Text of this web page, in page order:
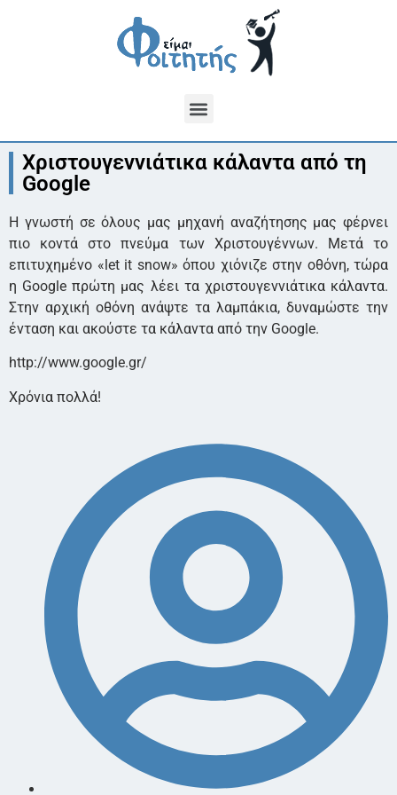
Χριστουγεννιάτικα κάλαντα από τη
Google
Η γνωστή σε όλους μας μηχανή αναζήτησης μας φέρνει
πιο κοντά στο πνεύμα των Χριστουγέννων. Μετά το
επιτυχημένο «let it snow» όπου χιόνιζε στην οθόνη, τώρα
η Google πρώτη μας λέει τα χριστουγεννιάτικα κάλαντα.
Στην αρχική οθόνη ανάψτε τα λαμπάκια, δυναμώστε την
ένταση και ακούστε τα κάλαντα από την Google.
http://www.google.gr/
Χρόνια πολλά!